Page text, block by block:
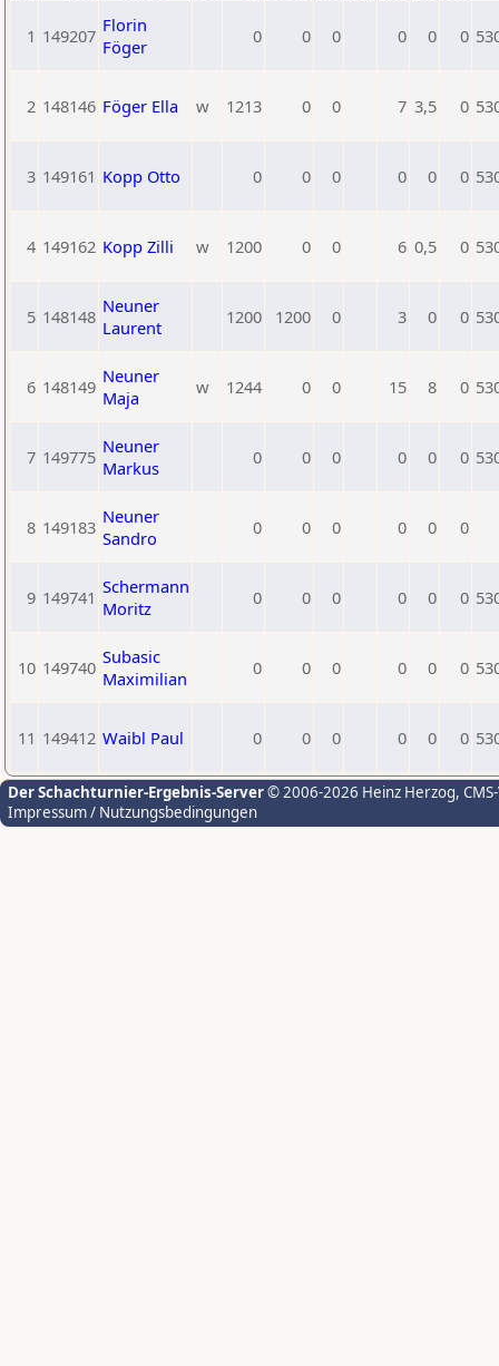
1 149207 Florin
Föger
0 0 0 0 0 0
2 148146 Föger Ella w 1213 0 0 7 3,5 0
3 149161 Kopp Otto 0 0 0 0 0 0
4 149162 Kopp Zilli w 1200 0 0 6 0,5 0
5 148148 Neuner
Laurent
1200 1200 0 3 0 0
6 148149 Neuner
Maja
w 1244 0 0 15 8 0
7 149775 Neuner
Markus
0 0 0 0 0 0
8 149183 Neuner
Sandro
0 0 0 0 0 0
9 149741 Schermann
Moritz
0 0 0 0 0 0
10 149740 Subasic
Maximilian
0 0 0 0 0 0
11 149412 Waibl Paul 0 0 0 0 0 0
Der Schachturnier-Ergebnis-Server© 2006-2026 Heinz Herzog,
Impressum / Nutzungsbedingungen